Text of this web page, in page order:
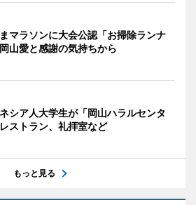
マラソンに大会公認「お掃除ランナ
山愛と感謝の気持ちから
シア人大学生が「岡山ハラルセンタ
ストラン、礼拝室など
もっと見る